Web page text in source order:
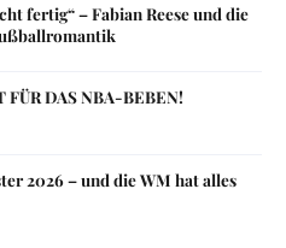
fertig“ – Fabian Reese und die
FÜR DAS NBA-BEBEN!
2026 – und die WM hat alles